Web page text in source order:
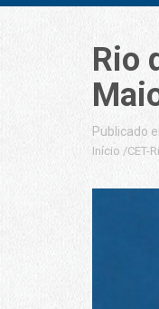
Rio
Publicado
Início /CET-